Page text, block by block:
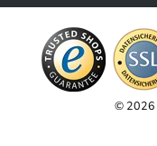
© 2026